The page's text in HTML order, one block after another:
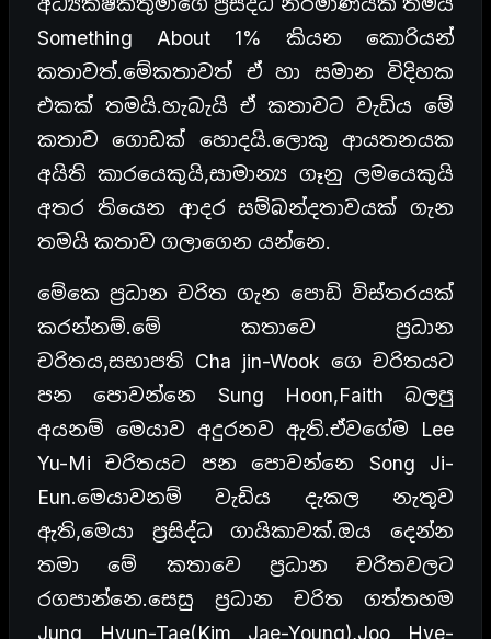
Something About 1% කියන කොරියන්
කතාවත්.මේකතාවත් ඒ හා සමාන විදිහක
එකක් තමයි.හැබැයි ඒ කතාවට වැඩිය මේ
කතාව ගොඩක් හොදයි.ලොකු ආයතනයක
අයිති කාරයෙකුයි,සාමාන්‍ය ගෑනු ලමයෙකුයි
අතර තියෙන ආදර සම්බන්දතාවයක් ගැන
තමයි කතාව ගලාගෙන යන්නෙ.
මේකෙ ප්‍රධාන චරිත ගැන පොඩි විස්තරයක්
කරන්නම්.මේ කතාවෙ ප්‍රධාන
චරිතය,සභාපති Cha jin-Wook ගෙ චරිතයට
පන පොවන්නෙ Sung Hoon,Faith බලපු
අයනම් මෙයාව අදුරනව ඇති.ඒවගේම Lee
Yu-Mi චරිතයට පන පොවන්නෙ Song Ji-
Eun.මෙයාවනම් වැඩිය දැකල නැතුව
ඇති,මෙයා ප්‍රසිද්ධ ගායිකාවක්.ඔය දෙන්න
තමා මේ කතාවෙ ප්‍රධාන චරිතවලට
රගපාන්නෙ.සෙසු ප්‍රධාන චරිත ගත්තහම
Jung Hyun-Tae(Kim Jae-Young),Joo Hye-